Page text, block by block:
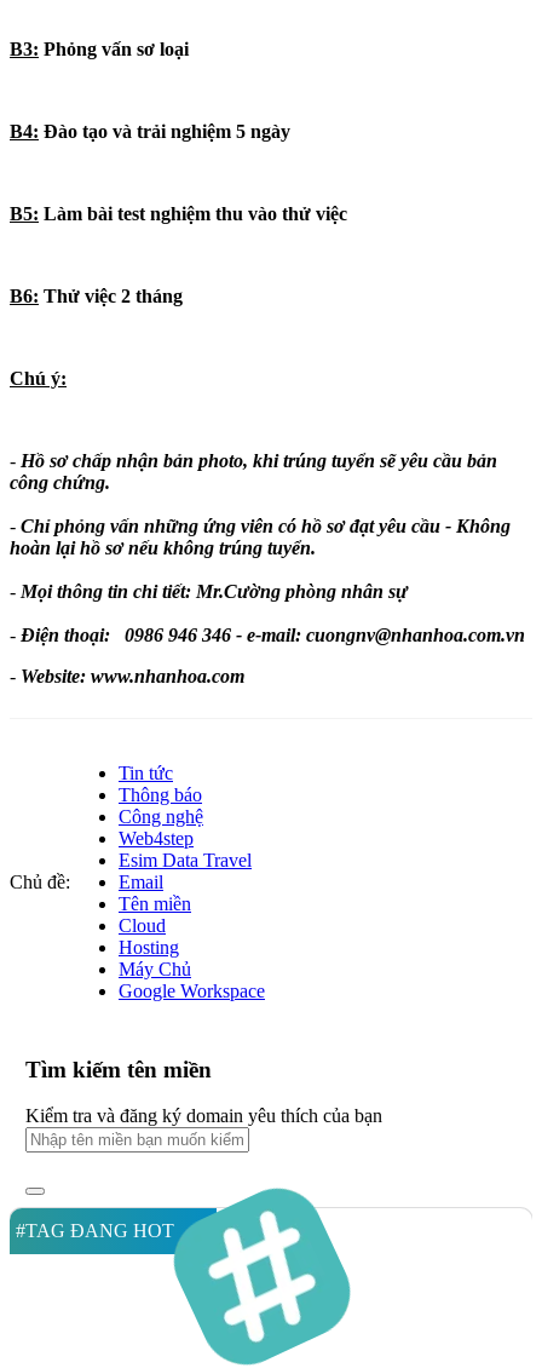
B3: Phỏng vấn sơ loại
B4: Đào tạo và trải nghiệm 5 ngày
B5: Làm bài test nghiệm thu vào thử việc
B6: Thử việc 2 tháng
Chú ý:
- Hồ sơ chấp nhận bản photo, khi trúng tuyển sẽ yêu cầu bản
công chứng.
- Chỉ phỏng vấn những ứng viên có hồ sơ đạt yêu cầu - Không
hoàn lại hồ sơ nếu không trúng tuyển.
- Mọi thông tin chi tiết: Mr.Cường phòng nhân sự
- Điện thoại: 0986 946 346 - e-mail: cuongnv@nhanhoa.com.vn
- Website: www.nhanhoa.com
Chủ đề:
Tin tức
Thông báo
Công nghệ
Web4step
Esim Data Travel
Email
Tên miền
Cloud
Hosting
Máy Chủ
Google Workspace
Tìm kiếm tên miền
Kiểm tra và đăng ký domain yêu thích của bạn
#TAG ĐANG HOT